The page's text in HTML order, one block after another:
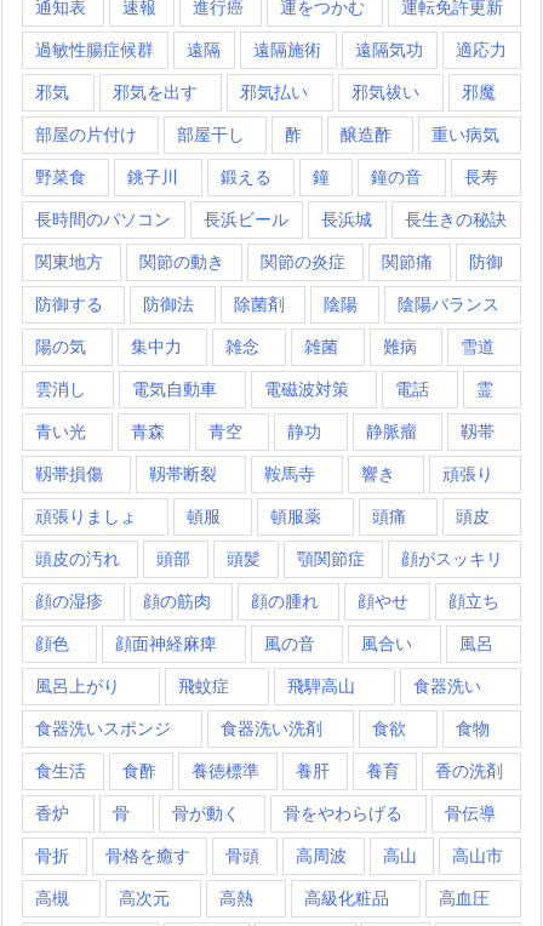
通知表 速報 進行癌 運をつかむ 運転免許更新
過敏性腸症候群 遠隔 遠隔施術 遠隔気功 適応力
邪気 邪気を出す 邪気払い 邪気祓い 邪魔
部屋の片付け 部屋干し 酢 醸造酢 重い病気
野菜食 銚子川 鍛える 鐘 鐘の音 長寿
長時間のパソコン 長浜ビール 長浜城 長生きの秘訣
関東地方 関節の動き 関節の炎症 関節痛 防御
防御する 防御法 除菌剤 陰陽 陰陽バランス
陽の気 集中力 雑念 雑菌 難病 雪道
雲消し 電気自動車 電磁波対策 電話 霊
青い光 青森 青空 静功 静脈瘤 靱帯
靱帯損傷 靱帯断裂 鞍馬寺 響き 頑張り
頑張りましょ 頓服 頓服薬 頭痛 頭皮
頭皮の汚れ 頭部 頭髪 顎関節症 顔がスッキリ
顔の湿疹 顔の筋肉 顔の腫れ 顔やせ 顔立ち
顔色 顔面神経麻痺 風の音 風合い 風呂
風呂上がり 飛蚊症 飛騨高山 食器洗い
食器洗いスポンジ 食器洗い洗剤 食欲 食物
食生活 食酢 養徳標準 養肝 養育 香の洗剤
香炉 骨 骨が動く 骨をやわらげる 骨伝導
骨折 骨格を癒す 骨頭 高周波 高山 高山市
高槻 高次元 高熱 高級化粧品 高血圧